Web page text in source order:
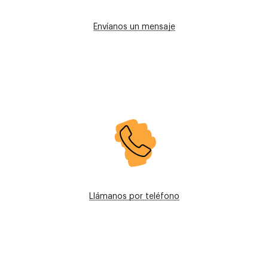
Envíanos un mensaje
Imagen
Llámanos por teléfono